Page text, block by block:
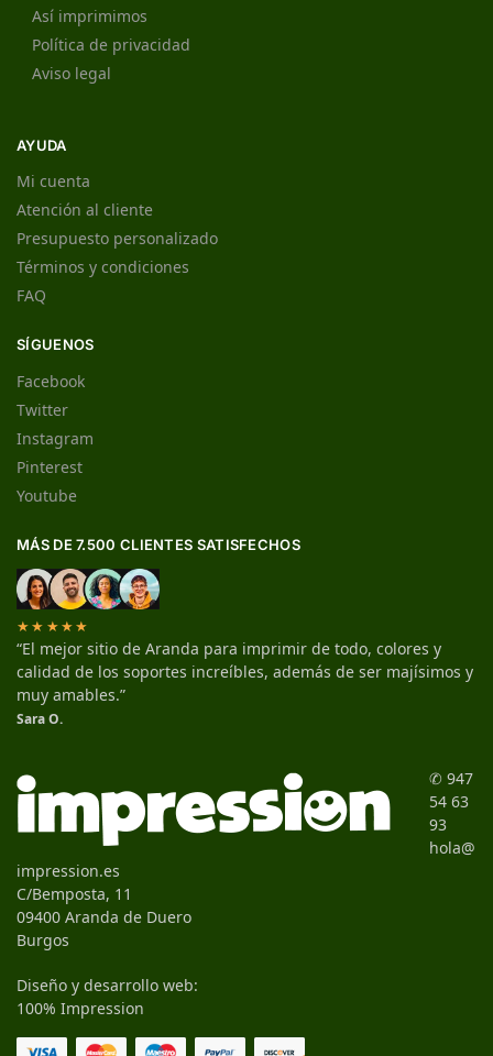
Así imprimimos
Política de privacidad
Aviso legal
AYUDA
Mi cuenta
Atención al cliente
Presupuesto personalizado
Términos y condiciones
FAQ
SÍGUENOS
Facebook
Twitter
Instagram
Pinterest
Youtube
MÁS DE 7.500 CLIENTES SATISFECHOS
★★★★★
“El mejor sitio de Aranda para imprimir de todo, colores y
calidad de los soportes increíbles, además de ser majísimos y
muy amables.”
Sara O.
✆ 947
54 63
93
hola@
impression.es
C/Bemposta, 11
09400 Aranda de Duero
Burgos
Diseño y desarrollo web:
100% Impression